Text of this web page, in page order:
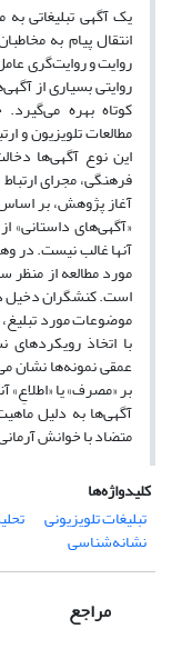
یک آگهی تبلیغاتی به
انتقال پیام به
روایت و روایت‌گری
روایتی بسیاری از
کوتاه بهره می‌گیرد.
مطالعات تلویزیون و
این نوع آگهی‌ها
فرهنگی، مجرای
آغاز پژوهش، بر
«آگهی‌های داستانی»
آنها غالب نیست. در
مورد مطالعه از
است. کنشگران دخیل در
موضوعات مورد
با اتخاذ رویکردهای
عمقی نمونه‌ها نشان
بر «مصرف» یا «اطلاعِ»
آگهی‌ها به دلیل
متضاد با خوانش
کلیدواژه‌ها
تبلیغات تلویزیونی
نشانه‌شناسی
مراجع